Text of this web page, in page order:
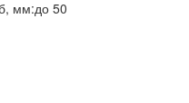
мм:до 50